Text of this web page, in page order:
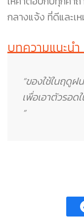
กลางแจ้ง ที่ดีและเ
บทความแนะนำ
“ของใช้ในฤดูฝ
เพื่อเอาตัวรอด
”